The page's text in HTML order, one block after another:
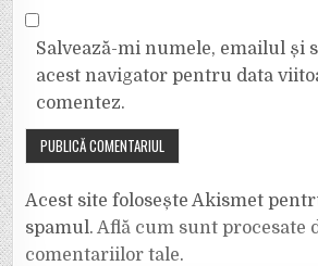
Salvează-mi numele, emailul și
acest navigator pentru data
comentez.
Acest site folosește Akismet
spamul.Află cum sunt procesate
comentariilor tale.